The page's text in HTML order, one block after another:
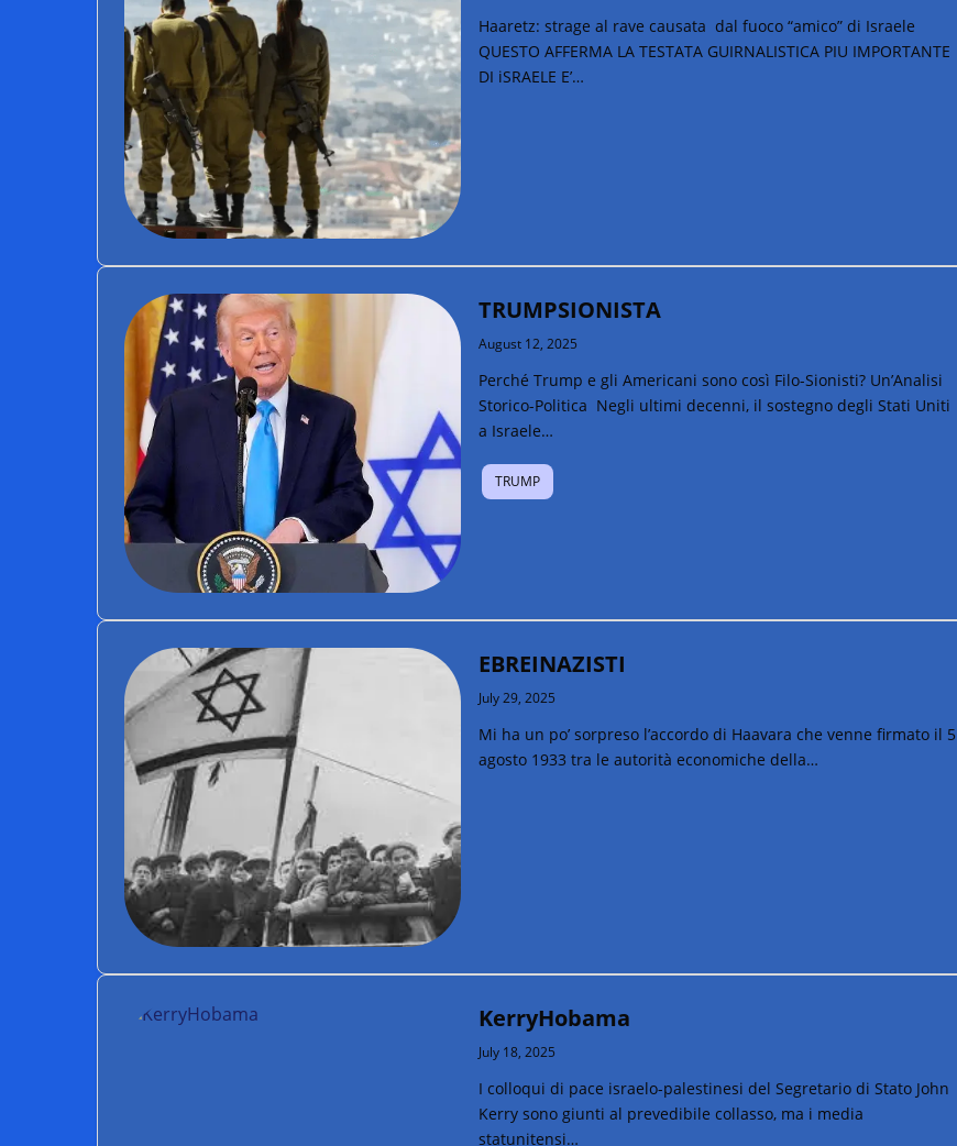
Haaretz: strage al rave causata dal fuoco “amico” di Israele
QUESTO AFFERMA LA TESTATA GUIRNALISTICA PIU IMPORTANTE
DI iSRAELE E’…
TRUMPSIONISTA
August 12, 2025
Perché Trump e gli Americani sono così Filo-Sionisti? Un’Analisi
Storico-Politica Negli ultimi decenni, il sostegno degli Stati Uniti
a Israele…
TRUMP
EBREINAZISTI
July 29, 2025
Mi ha un po’ sorpreso l’accordo di Haavara che venne firmato il 5
agosto 1933 tra le autorità economiche della…
KerryHobama
July 18, 2025
I colloqui di pace israelo-palestinesi del Segretario di Stato John
Kerry sono giunti al prevedibile collasso, ma i media
statunitensi…